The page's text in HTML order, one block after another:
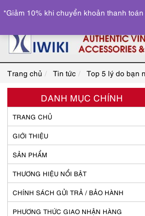
Trang chủ Tin tức Top 5 lý do bạn
DANH MỤC CHÍNH
TRANG CHỦ
GIỚI THIỆU
SẢN PHẨM
THƯƠNG HIỆU NỔI BẬT
CHÍNH SÁCH GỬI TRẢ / BẢO HÀNH
PHƯƠNG THỨC GIAO NHẬN HÀNG
*Giảm 10% khi chuyển khoản thanh